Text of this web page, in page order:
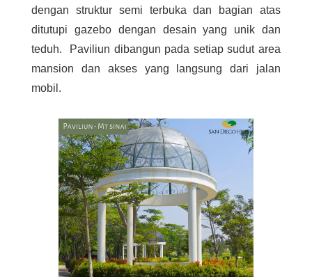
dengan struktur semi terbuka dan bagian atas
ditutupi gazebo dengan desain yang unik dan
teduh. Paviliun dibangun pada setiap sudut area
mansion dan akses yang langsung dari jalan
mobil.